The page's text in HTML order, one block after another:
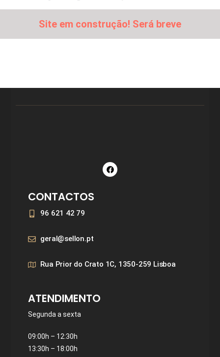
Site em construção! Será breve
CONTACTOS
96 621 42 79
geral@sellon.pt
Rua Prior do Crato 1C, 1350-259 Lisboa
ATENDIMENTO
Segunda a sexta
09:00h – 12:30h
13:30h – 18:00h